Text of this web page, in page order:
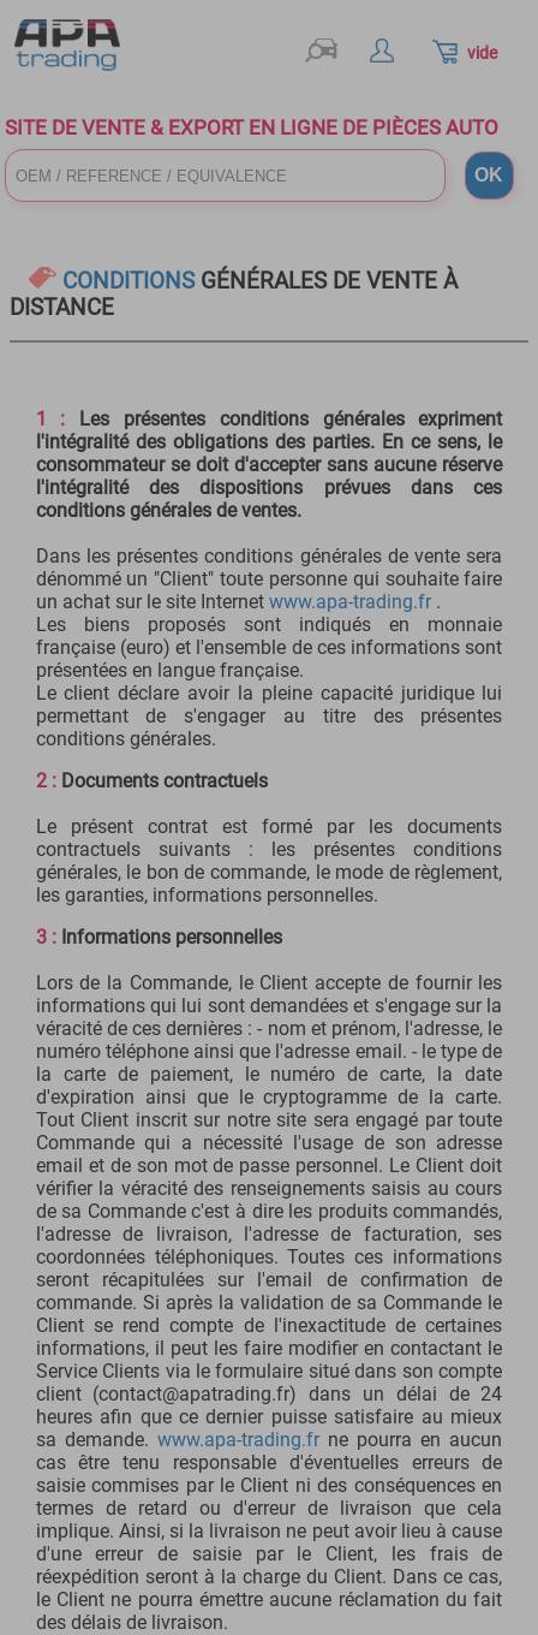
SITE DE VENTE & EXPORT EN LIGNE DE PIÈCES AUTO
vide
CONDITIONS GÉNÉRALES DE VENTE À
DISTANCE
1 : Les présentes conditions générales expriment
l'intégralité des obligations des parties. En ce sens, le
consommateur se doit d'accepter sans aucune réserve
l'intégralité des dispositions prévues dans ces
conditions générales de ventes.
Dans les présentes conditions générales de vente sera
dénommé un "Client" toute personne qui souhaite faire
un achat sur le site Internet www.apa-trading.fr .
Les biens proposés sont indiqués en monnaie
française (euro) et l'ensemble de ces informations sont
présentées en langue française.
Le client déclare avoir la pleine capacité juridique lui
permettant de s'engager au titre des présentes
conditions générales.
2 : Documents contractuels
Le présent contrat est formé par les documents
contractuels suivants : les présentes conditions
générales, le bon de commande, le mode de règlement,
les garanties, informations personnelles.
3 : Informations personnelles
Lors de la Commande, le Client accepte de fournir les
informations qui lui sont demandées et s'engage sur la
véracité de ces dernières : - nom et prénom, l'adresse, le
numéro téléphone ainsi que l'adresse email. - le type de
la carte de paiement, le numéro de carte, la date
d'expiration ainsi que le cryptogramme de la carte.
Tout Client inscrit sur notre site sera engagé par toute
Commande qui a nécessité l'usage de son adresse
email et de son mot de passe personnel. Le Client doit
vérifier la véracité des renseignements saisis au cours
de sa Commande c'est à dire les produits commandés,
l'adresse de livraison, l'adresse de facturation, ses
coordonnées téléphoniques. Toutes ces informations
seront récapitulées sur l'email de confirmation de
commande. Si après la validation de sa Commande le
Client se rend compte de l'inexactitude de certaines
informations, il peut les faire modifier en contactant le
Service Clients via le formulaire situé dans son compte
client (contact@apatrading.fr) dans un délai de 24
heures afin que ce dernier puisse satisfaire au mieux
sa demande. www.apa-trading.fr ne pourra en aucun
cas être tenu responsable d'éventuelles erreurs de
saisie commises par le Client ni des conséquences en
termes de retard ou d'erreur de livraison que cela
implique. Ainsi, si la livraison ne peut avoir lieu à cause
d'une erreur de saisie par le Client, les frais de
réexpédition seront à la charge du Client. Dans ce cas,
le Client ne pourra émettre aucune réclamation du fait
des délais de livraison.